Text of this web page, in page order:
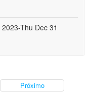
Thu Dec 31
Próximo